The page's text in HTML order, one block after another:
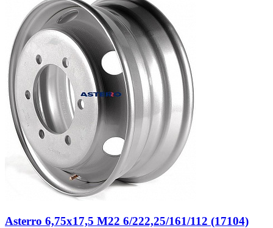
Asterro 6,75x17,5 M22 6/222,25/161/112 (17104)